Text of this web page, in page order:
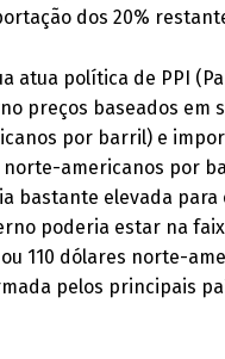
dos 20%
atua política de PPI
preços baseados em
por barril) e
norte-americanos por
bastante elevada
poderia estar na
110 dólares norte-
pelos principais